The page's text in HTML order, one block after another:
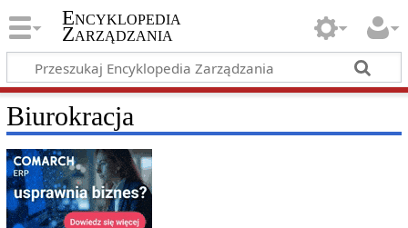
Encyklopedia
Zarządzania
Biurokracja